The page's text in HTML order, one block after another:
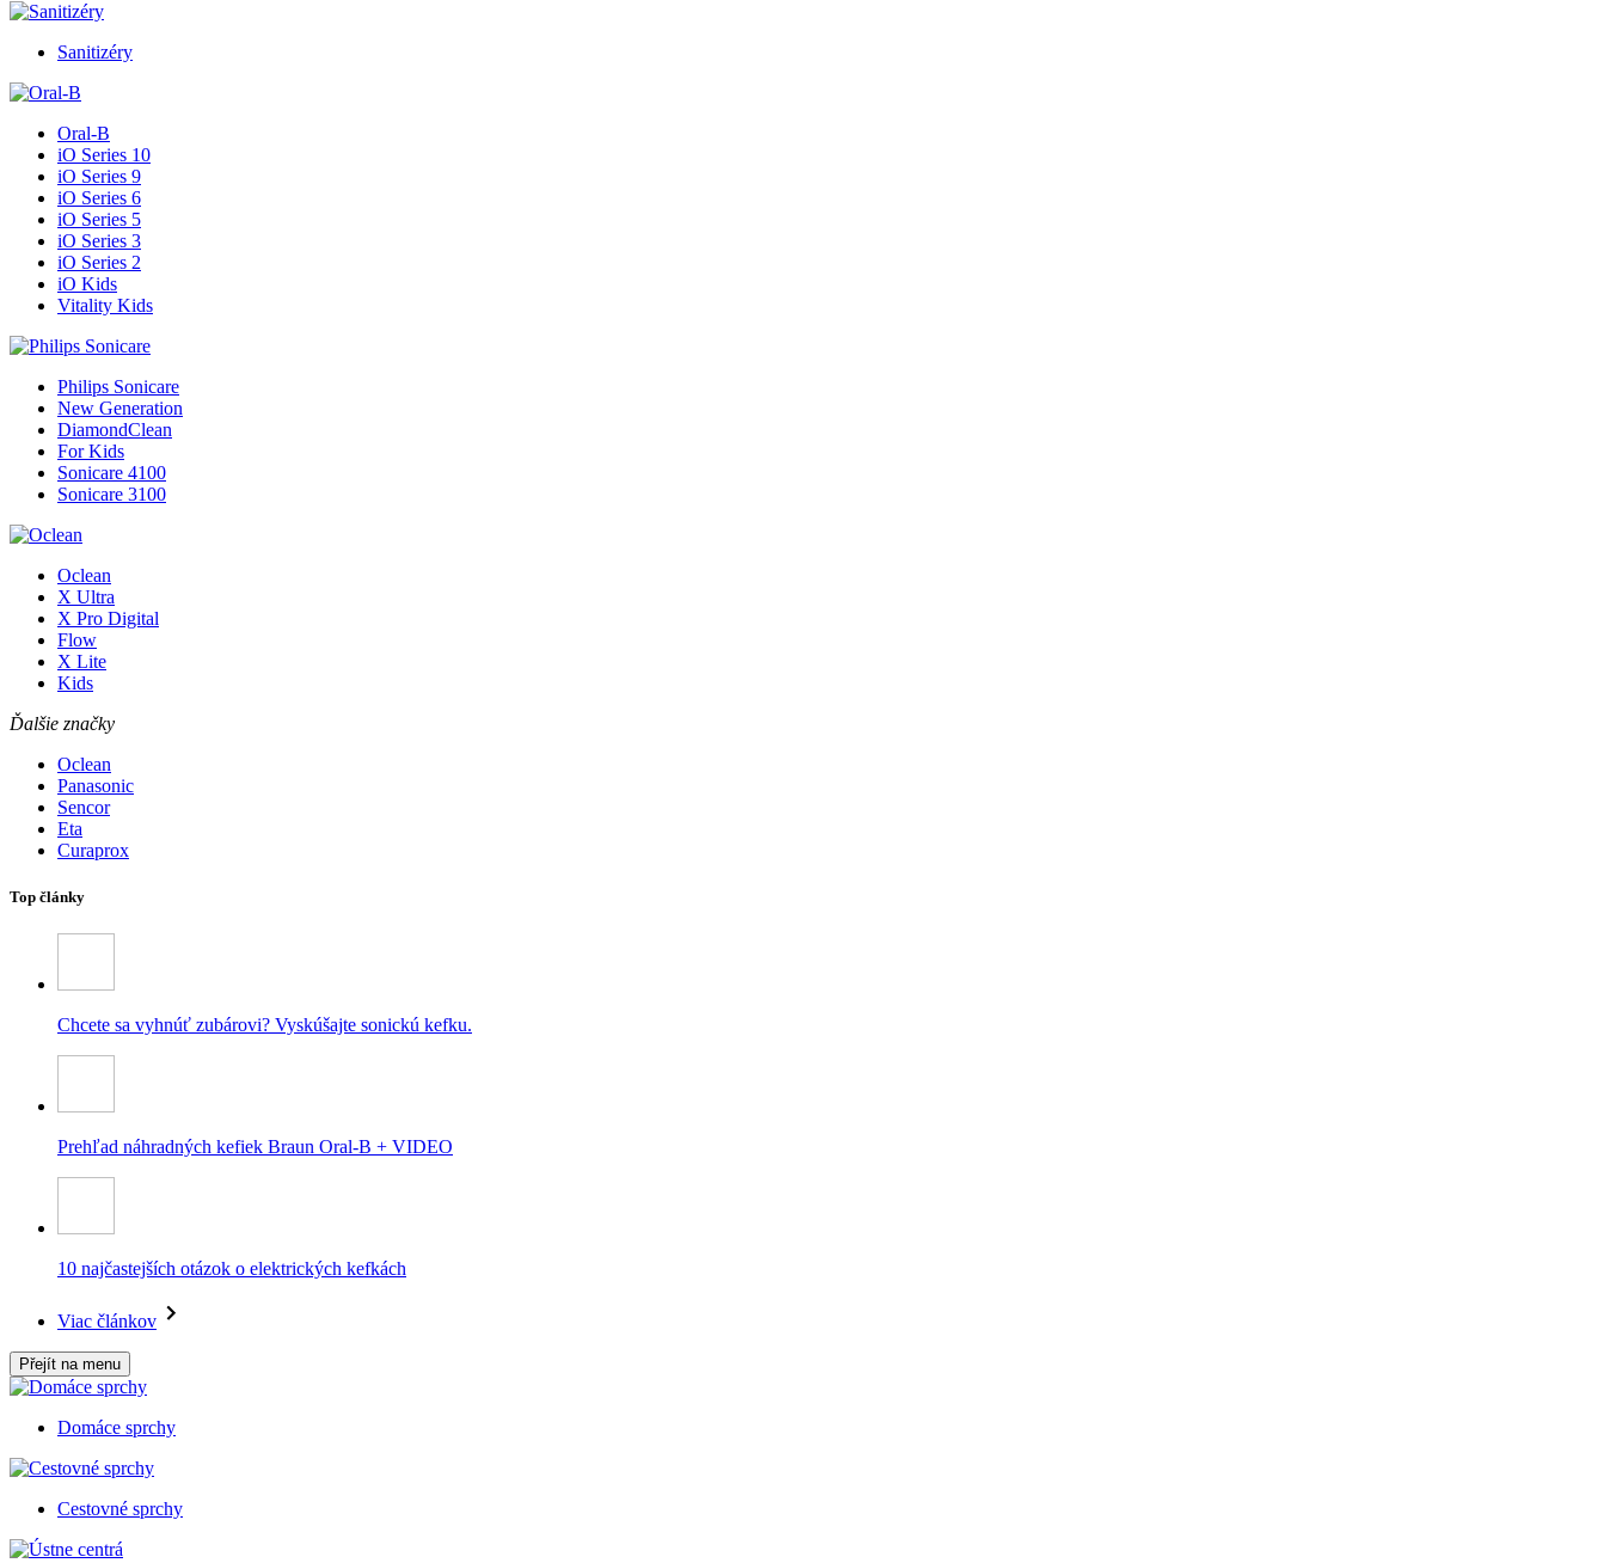
Sanitizéry
Oral-B
iO Series 10
iO Series 9
iO Series 6
iO Series 5
iO Series 3
iO Series 2
iO Kids
Vitality Kids
Philips Sonicare
New Generation
DiamondClean
For Kids
Sonicare 4100
Sonicare 3100
Oclean
X Ultra
X Pro Digital
Flow
X Lite
Kids
Ďalšie značky
Oclean
Panasonic
Sencor
Eta
Curaprox
Top články
Chcete sa vyhnúť zubárovi? Vyskúšajte sonickú kefku.
Prehľad náhradných kefiek Braun Oral-B + VIDEO
10 najčastejších otázok o elektrických kefkách
Viac článkov
Přejít na menu
Domáce sprchy
Cestovné sprchy